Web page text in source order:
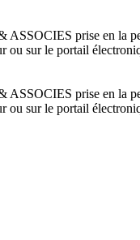
prise en la
ou sur le portail
prise en la
ou sur le portail